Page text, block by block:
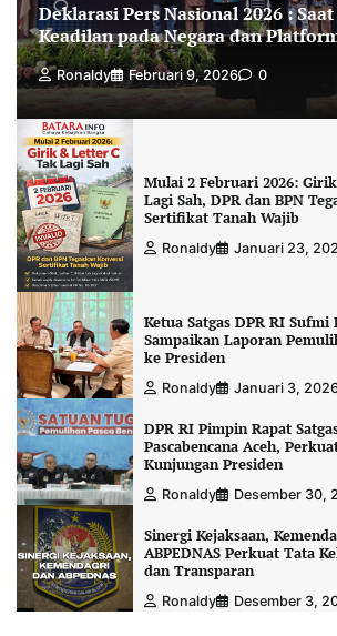
Deklarasi Pers Nasional 2026 :
Keadilan pada Negara dan
Ronaldy Februari 9, 2026 0
Mulai 2 Februari 2026:
Lagi Sah, DPR dan BPN
Sertifikat Tanah Wajib
Ronaldy Januari 23,
Ketua Satgas DPR RI Sufmi
Sampaikan Laporan
ke Presiden
Ronaldy Januari 3,
DPR RI Pimpin Rapat
Pascabencana Aceh,
Kunjungan Presiden
Ronaldy Desember 30,
Sinergi Kejaksaan,
ABPEDNAS Perkuat Tata
dan Transparan
Ronaldy Desember 3,